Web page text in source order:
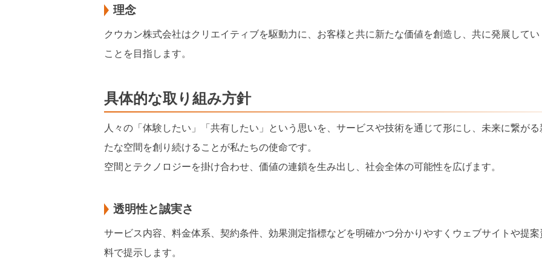
理念
クウカン株式会社はクリエイティブを駆動力に、お客様と共に新たな価値を創造し、共に発展してい
ことを目指します。
具体的な取り組み方針
人々の「体験したい」「共有したい」という思いを、サービスや技術を通じて形にし、未来に繋がる
たな空間を創り続けることが私たちの使命です。
空間とテクノロジーを掛け合わせ、価値の連鎖を生み出し、社会全体の可能性を広げます。
透明性と誠実さ
サービス内容、料金体系、契約条件、効果測定指標などを明確かつ分かりやすくウェブサイトや提案
料で提示します。